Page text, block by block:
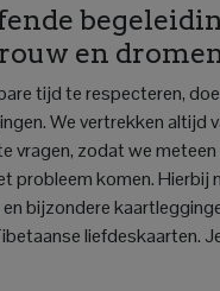
en
tijd te respecteren,
We vertrekken altijd
vragen, zodat we
probleem komen. Hierbij
en bijzondere
liefdeskaarten.